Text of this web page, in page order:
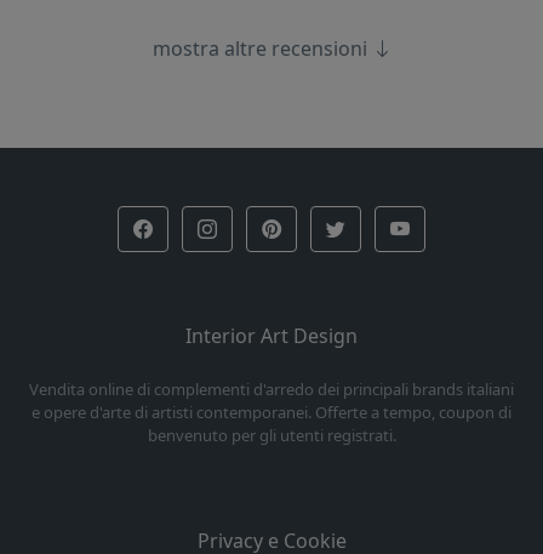
mostra altre recensioni
Interior Art Design
Vendita online di complementi d'arredo dei principali brands italiani
e opere d'arte di artisti contemporanei. Offerte a tempo, coupon di
benvenuto per gli utenti registrati.
Privacy e Cookie